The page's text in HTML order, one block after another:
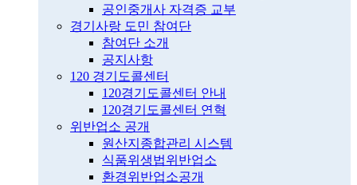
공인중개사 자격증 교부
경기사랑 도민 참여단
참여단 소개
공지사항
120 경기도콜센터
120경기도콜센터 안내
120경기도콜센터 연혁
위반업소 공개
원산지종합관리 시스템
식품위생법위반업소
환경위반업소공개